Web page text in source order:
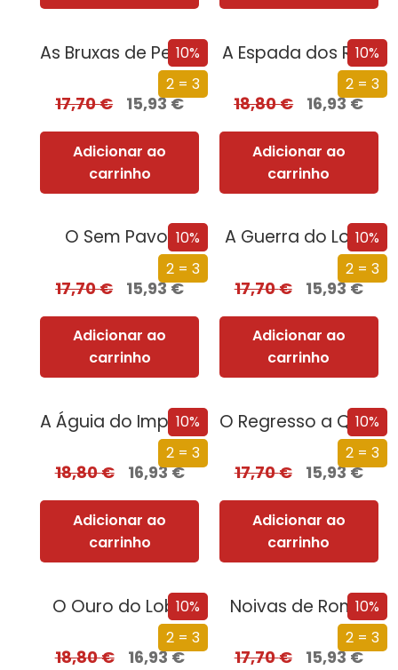
10%
2 = 3
As Bruxas de Pendle
17,70€ 15,93€
Adicionar ao
carrinho
10%
2 = 3
A Espada dos Reis
18,80€ 16,93€
Adicionar ao
carrinho
10%
2 = 3
O Sem Pavor
17,70€ 15,93€
Adicionar ao
carrinho
10%
2 = 3
A Guerra do Lobo
17,70€ 15,93€
Adicionar ao
carrinho
10%
2 = 3
A Águia do Império [Nova Edição]
18,80€ 16,93€
Adicionar ao
carrinho
10%
2 = 3
O Regresso a Quionga
17,70€ 15,93€
Adicionar ao
carrinho
10%
2 = 3
O Ouro do Lobo
18,80€ 16,93€
10%
2 = 3
Noivas de Roma
17,70€ 15,93€